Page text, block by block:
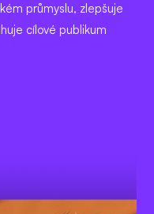
průmyslu, zlepšuje
cílové publikum